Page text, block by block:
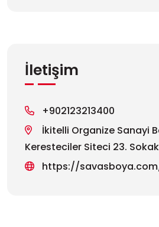
İletişim
+902123213400
İkitelli Organize Sanayi
Keresteciler Siteci 23. Sokak
https://